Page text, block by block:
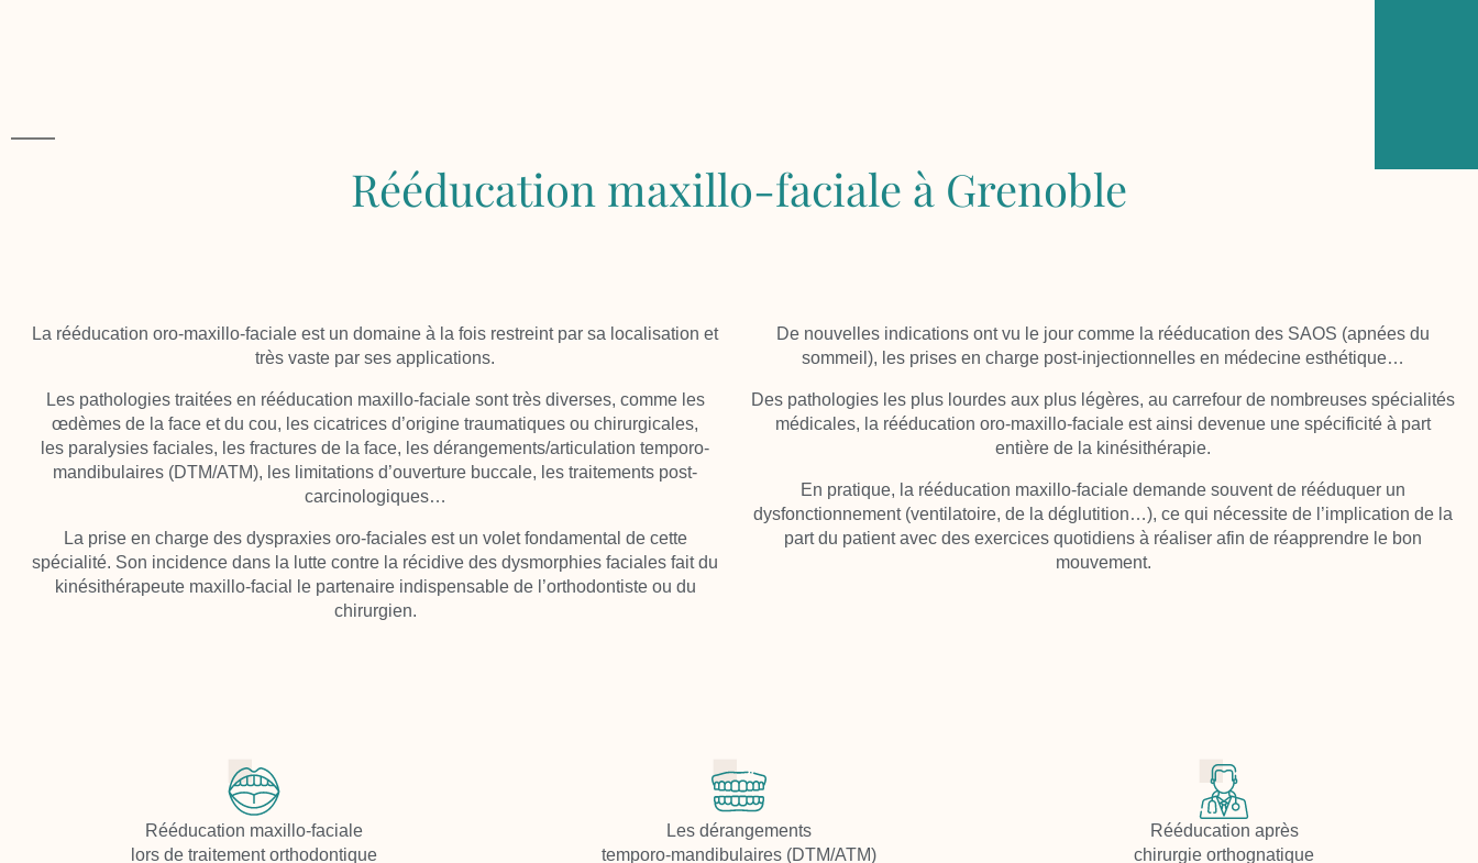
Rééducation maxillo-faciale à Grenoble
La rééducation oro-maxillo-faciale est un domaine à la fois restreint par sa localisation et
très vaste par ses applications.
Les pathologies traitées en rééducation maxillo-facialesont très diverses, comme les
œdèmes de la face et du cou, les cicatrices d’origine traumatiques ou chirurgicales,
les paralysies faciales, les fractures de la face, les dérangements/articulation temporo-
mandibulaires (DTM/ATM), les limitations d’ouverture buccale, les traitements post-
carcinologiques…
La prise en charge des dyspraxies oro-facialesest un volet fondamental de cette
spécialité. Son incidence dans la lutte contre la récidive des dysmorphies faciales fait du
kinésithérapeute maxillo-facial le partenaire indispensable de l’orthodontiste ou du
chirurgien.
De nouvelles indications ont vu le jour comme la rééducation des SAOS (apnées du
sommeil), les prises en charge post-injectionnelles en médecine esthétique…
Des pathologies les plus lourdes aux plus légères, au carrefour de nombreuses spécialités
médicales, la rééducation oro-maxillo-faciale est ainsi devenue une spécificité à part
entière de la kinésithérapie.
En pratique, la rééducation maxillo-faciale demande souvent de rééduquer un
dysfonctionnement (ventilatoire, de la déglutition…), ce qui nécessite de l’implication de la
part du patient avec des exercices quotidiens à réaliser afin de réapprendre le bon
mouvement.
Rééducation maxillo-faciale
lors de traitement orthodontique
Les dérangements
temporo-mandibulaires (DTM/ATM)
Rééducation après
chirurgie orthognatique